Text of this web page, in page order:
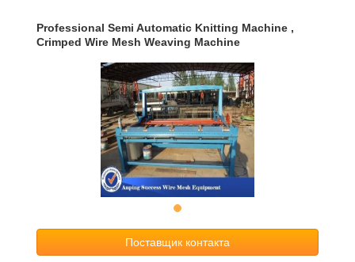
Professional Semi Automatic Knitting Machine ,
Crimped Wire Mesh Weaving Machine
Поставщик контакта